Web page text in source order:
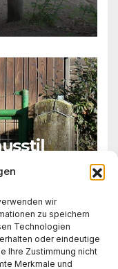
wir
zu speichern
Technologien
oder eindeutige
Ihre Zustimmung nicht
Merkmale und